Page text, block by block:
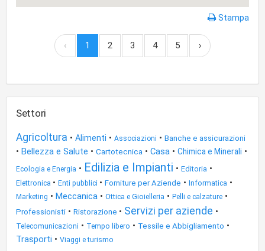
Stampa
‹ 1 2 3 4 5 ›
Settori
Agricoltura • Alimenti • Associazioni • Banche e assicurazioni
• Bellezza e Salute • Cartotecnica • Casa • Chimica e Minerali •
Ecologia e Energia • Edilizia e Impianti • Editoria •
Elettronica • Enti pubblici • Forniture per Aziende • Informatica •
Marketing • Meccanica • Ottica e Gioielleria • Pelli e calzature •
Professionisti • Ristorazione • Servizi per aziende •
Telecomunicazioni • Tempo libero • Tessile e Abbigliamento •
Trasporti • Viaggi e turismo